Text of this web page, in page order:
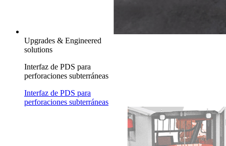
Upgrades & Engineered
solutions
Interfaz de PDS para
perforaciones subterráneas
Interfaz de PDS para
perforaciones subterráneas